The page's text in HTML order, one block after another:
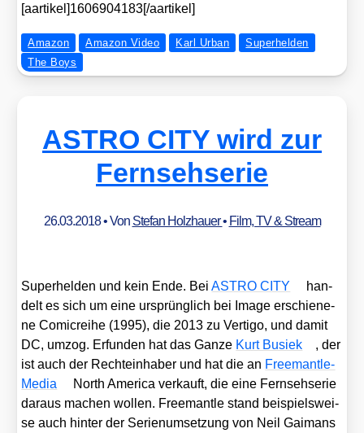
[aartikel]1606904183[/aartikel]
Amazon Amazon Video Karl Urban
Superhelden
The Boys
ASTRO CITY wird zur
Fernsehserie
26.03.2018• Von Stefan Holzhauer• Film, TV & Stream
Super­hel­den und kein Ende. BeiASTRO CITY
han­
delt es sich um eine ursprüng­lich bei Image erschie­ne­
ne Comic­rei­he (1995), die 2013 zu Ver­ti­go, und damit
DC, umzog. Erfun­den hat das Gan­ze Kurt Busiek
, der
ist auch der Rech­te­inha­ber und hat die an Free­man­tle­
Me­dia
North Ame­ri­ca ver­kauft, die eine Fern­seh­se­rie
dar­aus machen wol­len. Free­mant­le stand bei­spiels­wei­
se auch hin­ter der Seri­en­um­set­zung von Neil Gai­mans